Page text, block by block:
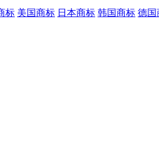
标 美国商标 日本商标 韩国商标 德国